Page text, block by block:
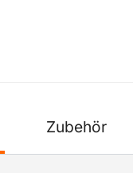
Zubehör